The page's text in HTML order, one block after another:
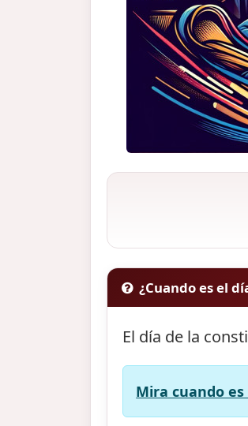
¿Cuando es el
El día de la
Mira cuando